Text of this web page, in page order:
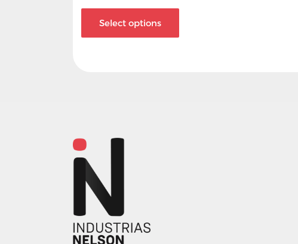
Select options